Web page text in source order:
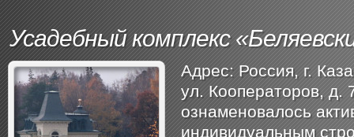
Усадебный комплекс
Адрес: Россия, ​г.
ул. Кооператоров, д.
ознаменовалось
индивидуальным